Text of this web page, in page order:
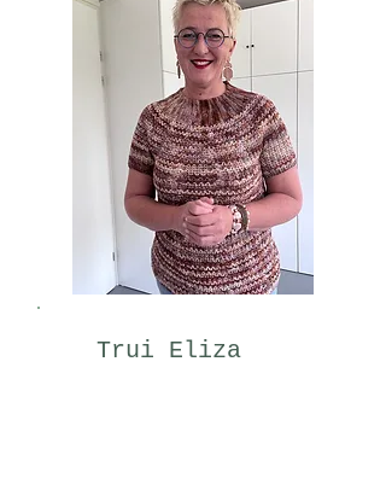
Trui Eliza